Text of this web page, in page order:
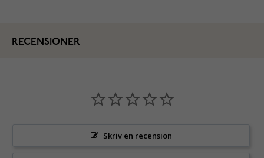
RECENSIONER
Skriv en recension